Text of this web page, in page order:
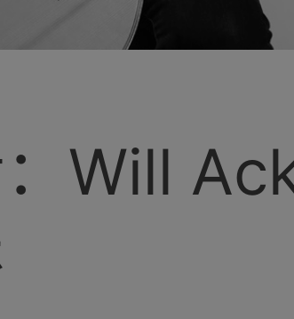
Will